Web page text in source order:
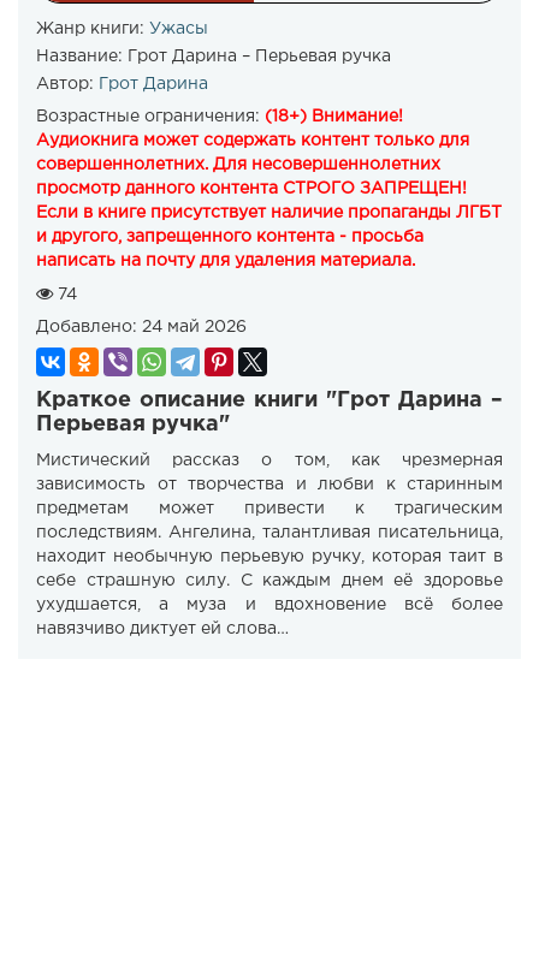
Жанр книги: Ужасы
Название: Грот Дарина – Перьевая ручка
Автор:
Грот Дарина
Возрастные ограничения: (18+) Внимание!
Аудиокнига может содержать контент только для
совершеннолетних. Для несовершеннолетних
просмотр данного контента СТРОГО ЗАПРЕЩЕН!
Если в книге присутствует наличие пропаганды ЛГБТ
и другого, запрещенного контента - просьба
написать на почту для удаления материала.
74
Добавлено: 24 май 2026
Краткое описание книги "Грот Дарина –
Перьевая ручка"
Мистический рассказ о том, как чрезмерная
зависимость от творчества и любви к старинным
предметам может привести к трагическим
последствиям. Ангелина, талантливая писательница,
находит необычную перьевую ручку, которая таит в
себе страшную силу. С каждым днем её здоровье
ухудшается, а муза и вдохновение всё более
навязчиво диктует ей слова…